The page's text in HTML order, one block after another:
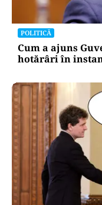
POLITICĂ
Cum a ajuns
hotărâri în